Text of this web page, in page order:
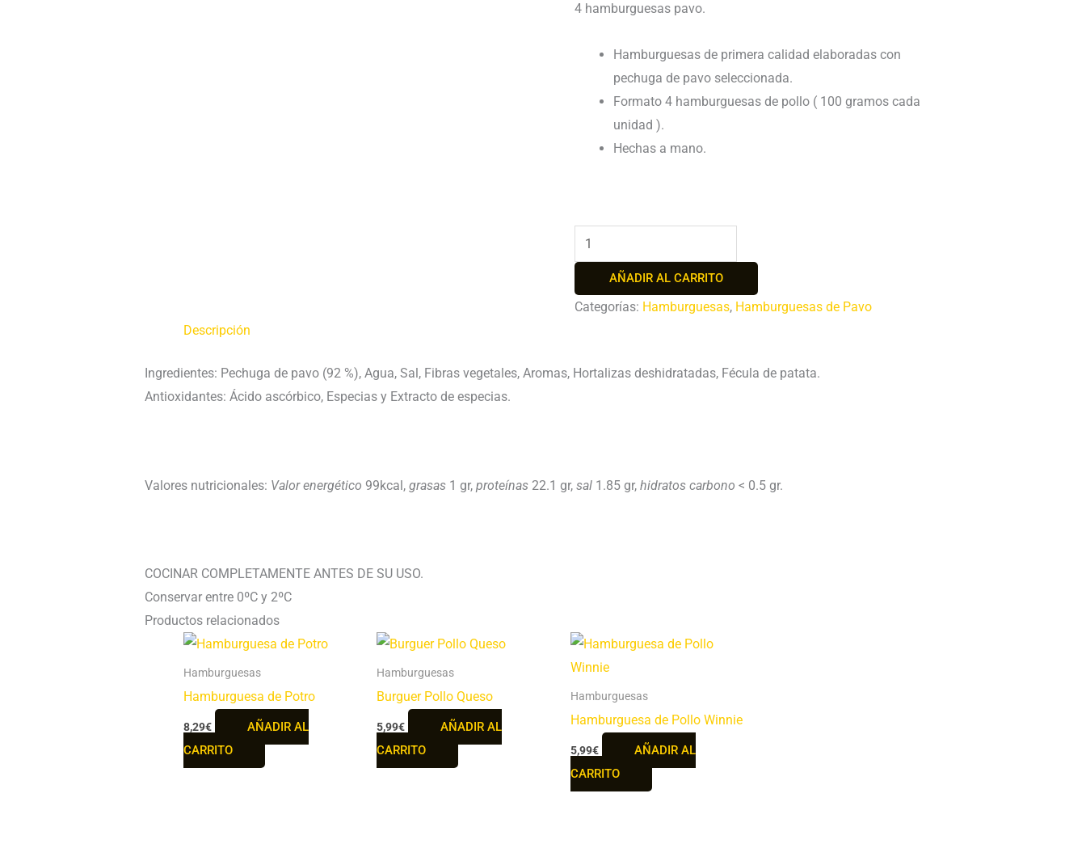
4 hamburguesas pavo.
Hamburguesas de primera calidad elaboradas con
pechuga de pavo seleccionada.
Formato 4 hamburguesas de pollo ( 100 gramos cada
unidad ).
Hechas a mano.
AÑADIR AL CARRITO
Categorías: Hamburguesas, Hamburguesas de Pavo
Descripción
Ingredientes: Pechuga de pavo (92 %), Agua, Sal, Fibras vegetales, Aromas, Hortalizas deshidratadas, Fécula de patata.
Antioxidantes: Ácido ascórbico, Especias y Extracto de especias.
Valores nutricionales: Valor energético 99kcal, grasas1 gr, proteí­nas22.1 gr, sal1.85 gr, hidratos carbono < 0.5 gr.
COCINAR COMPLETAMENTE ANTES DE SU USO.
Conservar entre 0ºC y 2ºC
Productos relacionados
Hamburguesas
Hamburguesa de Potro
8,29€
AÑADIR AL
CARRITO
Hamburguesas
Burguer Pollo Queso
5,99€
AÑADIR AL
CARRITO
Hamburguesas
Hamburguesa de Pollo Winnie
5,99€
AÑADIR AL
CARRITO